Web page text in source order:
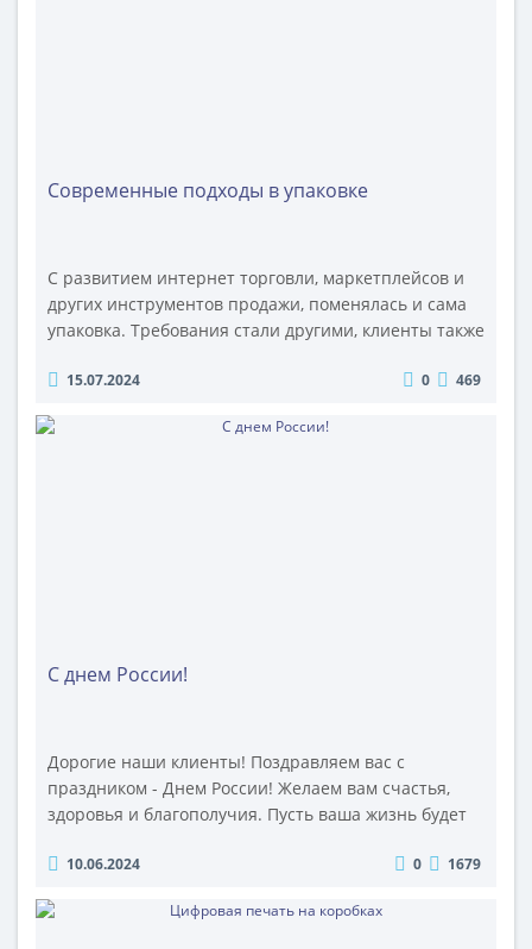
Современные подходы в упаковке
С развитием интернет торговли, маркетплейсов и
других инструментов продажи, поменялась и сама
упаковка. Требования стали другими, клиенты также
заказа упаковки. Это не хорошо, не плохо, просто
был отдел закупок, который должен был
15.07.2024 0 469
С днем России!
Дорогие наши клиенты! Поздравляем вас с
праздником - Днем России! Желаем вам счастья,
здоровья и благополучия. Пусть ваша жизнь будет
успехами. Пусть Россия всегда будет благополучной
дню, проведенному на ее просторах. С праздником
10.06.2024 0 1679